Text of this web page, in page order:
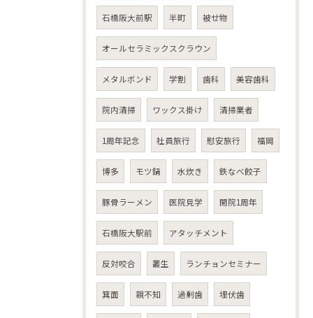
石橋阪大前駅 半町 被せ物
オールセラミックスクラウン
メタルボンド 学割 歯科 美容歯科
院内清掃 ワックス掛け 清掃業者
1周年記念 社員旅行 慰安旅行 福岡
博多 モツ鍋 水炊き 鉄なべ餃子
豚骨ラーメン 医院見学 開院1周年
石橋阪大駅前 アタッチメント
反対咬合 叢生 ランチョンセミナー
箕面 親不知 過剰歯 埋伏歯